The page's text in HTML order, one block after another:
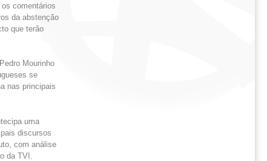
comentários
da abstenção
que terão
Mourinho
se
nas principais
uma
discursos
com análise
da TVI.